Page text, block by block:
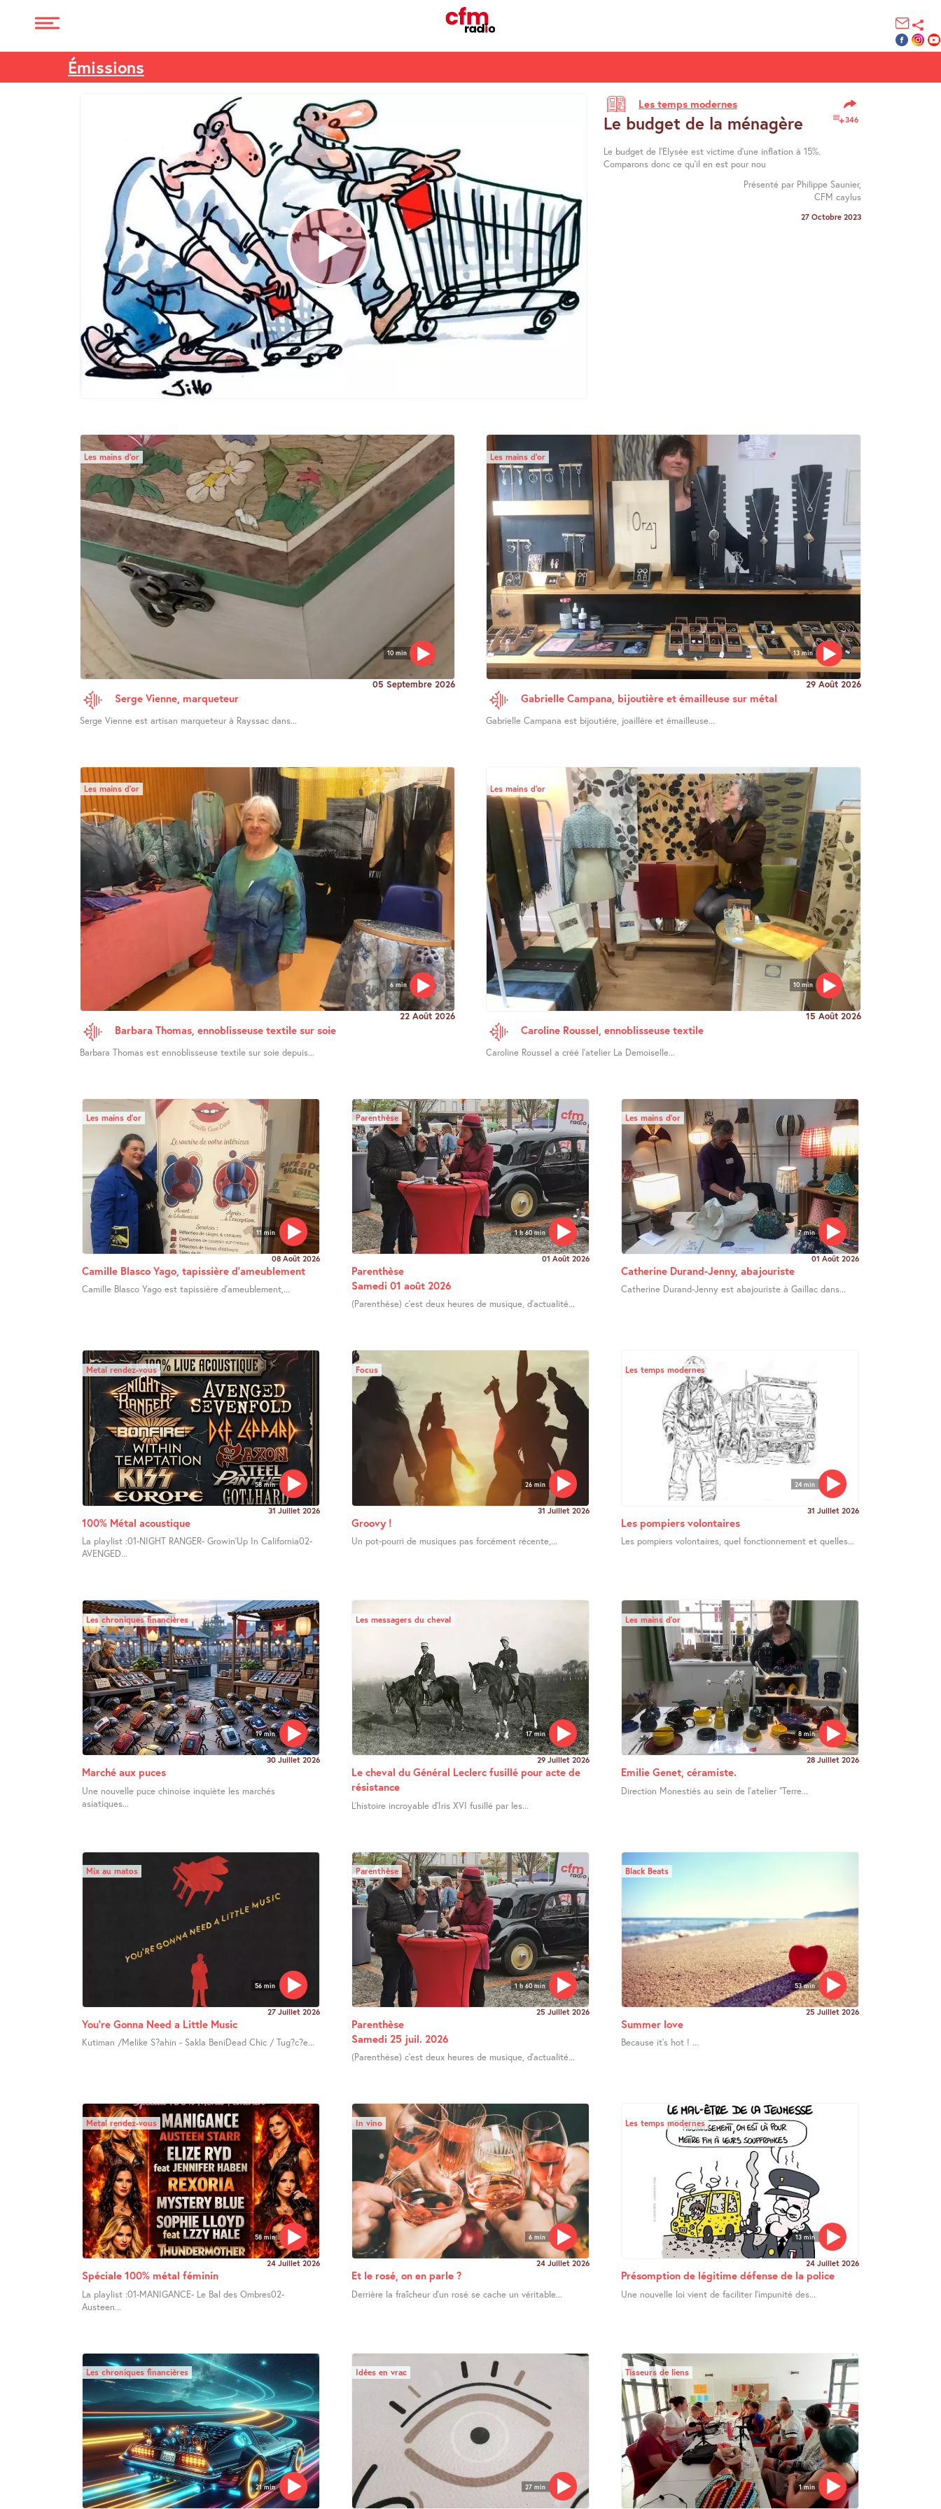
Émissions
Les temps modernes
346
Le budget de la ménagère
Le budget de l’Elysée est victime d’une inflation à 15%.
Comparons donc ce qu’il en est pour nou
Présenté par Philippe Saunier,
CFM caylus
27 Octobre 2023
10 min
Les mains d’or
05 Septembre 2026
Serge Vienne, marqueteur
Serge Vienne est artisan marqueteur à Rayssac dans...
13 min
Les mains d’or
29 Août 2026
Gabrielle Campana, bijoutière et émailleuse sur métal
Gabrielle Campana est bijoutière, joaillère et émailleuse...
6 min
Les mains d’or
22 Août 2026
Barbara Thomas, ennoblisseuse textile sur soie
Barbara Thomas est ennoblisseuse textile sur soie depuis...
10 min
Les mains d’or
15 Août 2026
Caroline Roussel, ennoblisseuse textile
Caroline Roussel a créé l’atelier La Demoiselle...
11 min
Les mains d’or
08 Août 2026
Camille Blasco Yago, tapissière d’ameublement
Camille Blasco Yago est tapissière d’ameublement,...
1 h 60 min
Parenthèse
01 Août 2026
Parenthèse
Samedi 01 août 2026
(Parenthèse) c’est deux heures de musique, d’actualité...
7 min
Les mains d’or
01 Août 2026
Catherine Durand-Jenny, abajouriste
Catherine Durand-Jenny est abajouriste à Gaillac dans...
58 min
Metal rendez-vous
31 Juillet 2026
100% Métal acoustique
La playlist :01-NIGHT RANGER- Growin’Up In California02-
AVENGED...
26 min
Focus
31 Juillet 2026
Groovy !
Un pot-pourri de musiques pas forcément récente,...
24 min
Les temps modernes
31 Juillet 2026
Les pompiers volontaires
Les pompiers volontaires, quel fonctionnement et quelles...
19 min
Les chroniques financières
30 Juillet 2026
Marché aux puces
Une nouvelle puce chinoise inquiète les marchés
asiatiques...
17 min
Les messagers du cheval
29 Juillet 2026
Le cheval du Général Leclerc fusillé pour acte de
résistance
L’histoire incroyable d’Iris XVI fusillé par les...
8 min
Les mains d’or
28 Juillet 2026
Emilie Genet, céramiste.
Direction Monestiés au sein de l’atelier "Terre...
56 min
Mix au matos
27 Juillet 2026
You’re Gonna Need a Little Music
Kutiman /Melike S?ahin - Sakla BeniDead Chic / Tug?c?e...
1 h 60 min
Parenthèse
25 Juillet 2026
Parenthèse
Samedi 25 juil. 2026
(Parenthèse) c’est deux heures de musique, d’actualité...
53 min
Black Beats
25 Juillet 2026
Summer love
Because it’s hot ! ...
58 min
Metal rendez-vous
24 Juillet 2026
Spéciale 100% métal féminin
La playlist :01-MANIGANCE- Le Bal des Ombres02-
Austeen...
6 min
In vino
24 Juillet 2026
Et le rosé, on en parle ?
Derrière la fraîcheur d’un rosé se cache un véritable...
13 min
Les temps modernes
24 Juillet 2026
Présomption de légitime défense de la police
Une nouvelle loi vient de faciliter l’impunité des...
21 min
Les chroniques financières
27 min
Idées en vrac
1 min
Tisseurs de liens